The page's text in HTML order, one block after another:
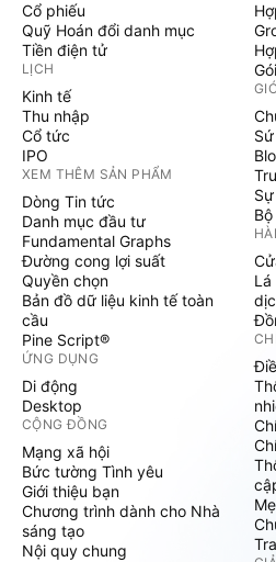
Cổ phiếu
Quỹ Hoán đổi danh mục
Tiền điện tử
LỊCH
Kinh tế
Thu nhập
Cổ tức
IPO
XEM THÊM SẢN PHẨM
Dòng Tin tức
Danh mục đầu tư
Fundamental Graphs
Đường cong lợi suất
Quyền chọn
Bản đồ dữ liệu kinh tế toàn
cầu
Pine Script®
ỨNG DỤNG
Di động
Desktop
CỘNG ĐỒNG
Mạng xã hội
Bức tường Tình yêu
Giới thiệu bạn
Chương trình dành cho Nhà
sáng tạo
Nội quy chung
Lá